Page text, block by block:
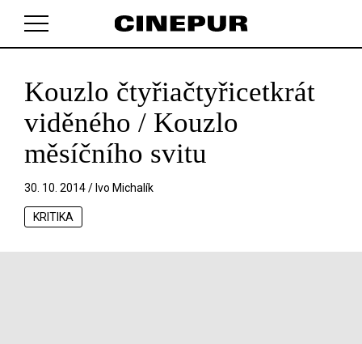
V košíku zatím nemáte žádné položky.
Kouzlo čtyřiačtyřicetkrát
viděného / Kouzlo
měsíčního svitu
30. 10. 2014 / Ivo Michalík
KRITIKA